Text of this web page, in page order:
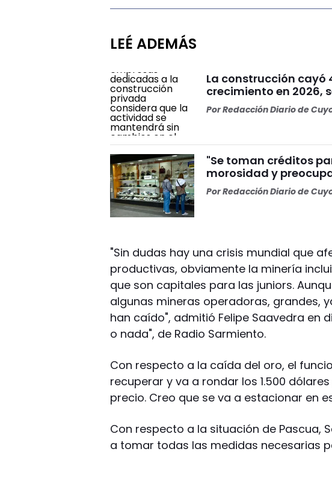
LEÉ ADEMÁS
La construcción cayó
crecimiento en 2026,
PorRedacción Diario de
"Se toman créditos
morosidad y
PorRedacción Diario de
"Sin dudas hay una crisis mundial que
productivas, obviamente la minería
que son capitales para las juniors.
algunas mineras operadoras, grandes,
han caído", admitió Felipe Saavedra en
o nada", de Radio Sarmiento.
Con respecto a la caída del oro, el
recuperar y va a rondar los 1.500
precio. Creo que se va a estacionar en
Con respecto a la situación de Pascua,
a tomar todas las medidas necesarias